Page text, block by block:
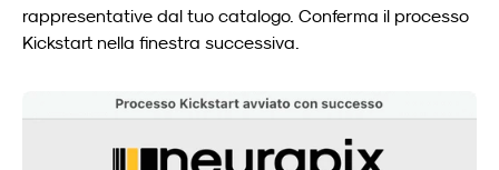
rappresentative dal tuo catalogo. Conferma il processo
Kickstart nella finestra successiva.